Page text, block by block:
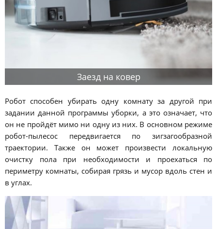
Заезд на ковер
Робот способен убирать одну комнату за другой при
задании данной программы уборки, а это означает, что
он не пройдёт мимо ни одну из них. В основном режиме
робот-пылесос передвигается по зигзагообразной
траектории. Также он может произвести локальную
очистку пола при необходимости и проехаться по
периметру комнаты, собирая грязь и мусор вдоль стен и
в углах.